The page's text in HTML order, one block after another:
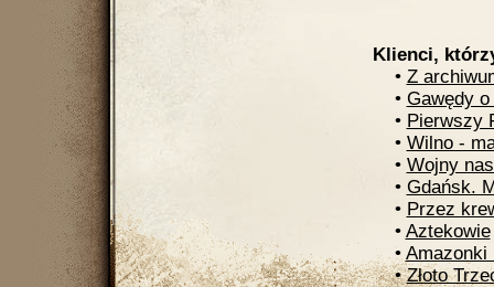
Klienci,
• Z
• Gawędy o
• Pierwszy
• Wilno -
• Wojny
• Gdańsk.
• Przez
• Aztekowie
• Amazonki
• Złoto